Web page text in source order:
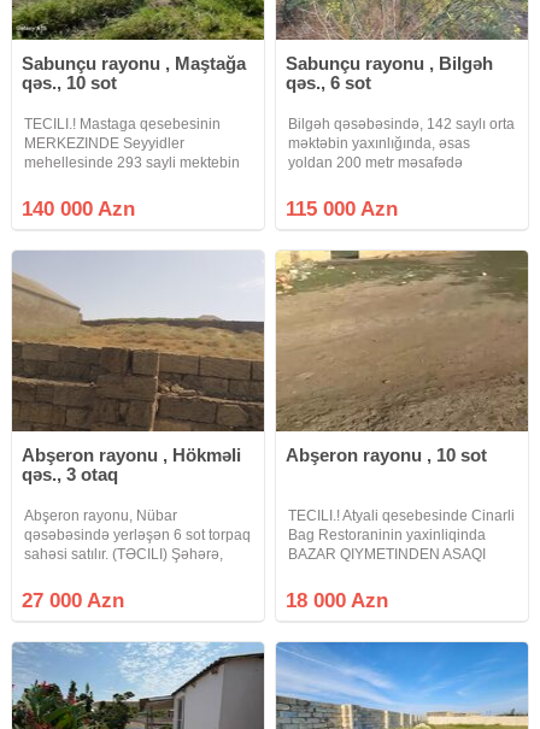
Sabunçu rayonu , Maştağa
qəs., 10 sot
TECILI.! Mastaga qesebesinin
MERKEZINDE Seyyidler
mehellesinde 293 sayli mektebin
mesafede 10 sot torpaq sahesi
satilir qaz su isiq internet xettleri
140 000 Azn
Sabunçu rayonu , Bilgəh
qəs., 6 sot
Bilgəh qəsəbəsində, 142 saylı orta
məktəbin yaxınlığında, əsas
yoldan 200 metr məsafədə
satılır. Torpaq sahəsinin daxilində
4 otaqlı köhnə yarımtikili ev də
115 000 Azn
Abşeron rayonu , Hökməli
qəs., 3 otaq
Abşeron rayonu, Nübar
qəsəbəsində yerləşən 6 sot torpaq
sahəsi satılır. (TƏCILI) Şəhərə,
Lökbatan istiqamətinə rahat çıxışı
var. İstənilən istiqamətdə marşrut
27 000 Azn
Abşeron rayonu , 10 sot
TECILI.! Atyali qesebesinde Cinarli
Bag Restoraninin yaxinliqinda
BAZAR QIYMETINDEN ASAQI
sahesi satilir erazi six yasayis
massividir qaz su isiq xettleri
18 000 Azn